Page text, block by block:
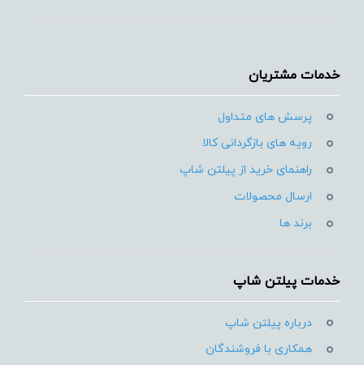
خدمات مشتریان
پرسش های متداول
رویه های بازگردانی کالا
راهنمای خرید از پیلتن شاپ
ارسال محصولات
برند ها
خدمات پیلتن شاپ
درباره پیلتن شاپ
همکاری با فروشندگان